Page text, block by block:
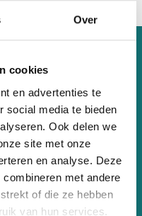
Over
cookies
en advertenties te
social media te bieden
Ook delen we
site met onze
en analyse. Deze
met andere
of die ze hebben
van hun services.
kinder-items die
wereld. Wil je weten hoe?